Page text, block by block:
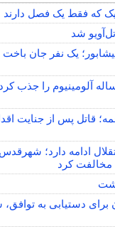
شد
پدیده ۱۹ ساله آلومینیوم
قاتل پس از جنایت
ادامه دارد؛
برای دستیابی به